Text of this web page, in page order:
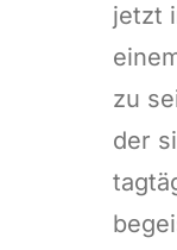
jetzt
zu
der